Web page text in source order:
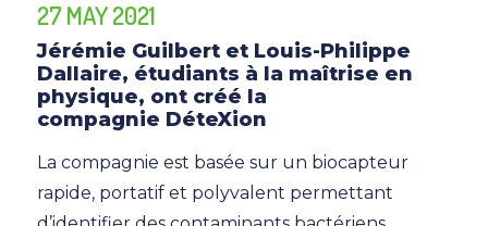
27 MAY 2021
Jérémie Guilbert et Louis-Philippe
Dallaire, étudiants à la maîtrise en
physique, ont créé la
compagnie DéteXion
La compagnie est basée sur un biocapteur
rapide, portatif et polyvalent permettant